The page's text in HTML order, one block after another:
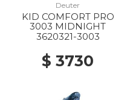
Deuter
KID COMFORT PRO
3003 MIDNIGHT
3620321-3003
$ 3730